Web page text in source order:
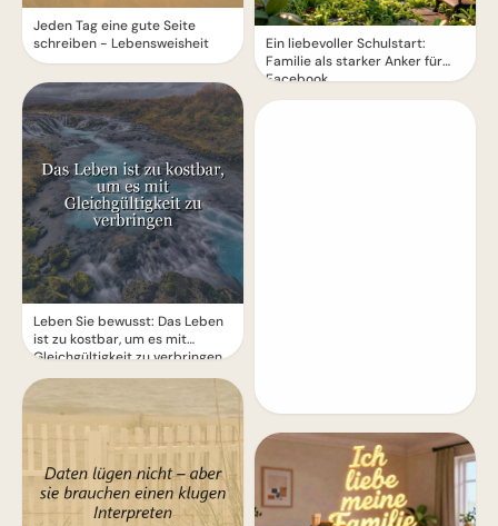
Jeden Tag eine gute Seite
schreiben - Lebensweisheit
Leben Sie bewusst: Das Leben
ist zu kostbar, um es mit
Gleichgültigkeit zu verbringen
Ein liebevoller Schulstart:
Familie als starker Anker für
Facebook